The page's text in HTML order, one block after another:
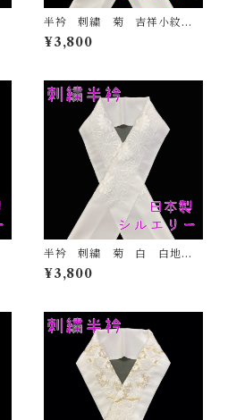
半衿 刺繍 菊 吉祥小紋
金 白地 シルエリー 新合
繊 日本製 刺繍衿 和装小
¥3,800
半衿 刺繍 菊 白 白地
シルエリー 新合繊 日本
製 刺繍衿 和装小物 着
¥3,800